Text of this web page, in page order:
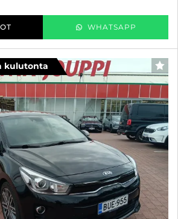
WHATSAPP
kulutonta